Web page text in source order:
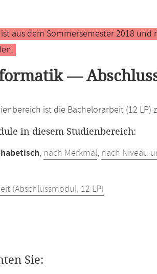
aus dem Sommersemester 2018
—
ist die Bachelorarbeit (12 LP)
in diesem Studienbereich:
, nach Merkmal, nach Niveau
(Abschlussmodul, 12 LP)
Sie: